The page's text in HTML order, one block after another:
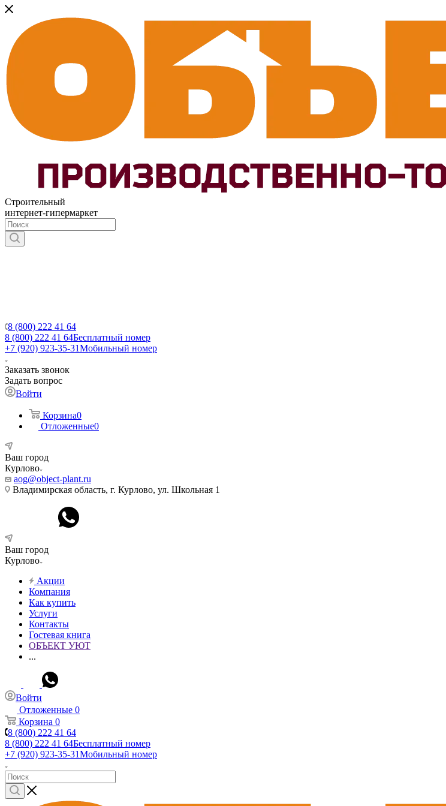
Строительный
интернет-гипермаркет
8 (800) 222 41 64
8 (800) 222 41 64Бесплатный номер
+7 (920) 923-35-31Мобильный номер
Заказать звонок
Задать вопрос
Войти
Корзина0
Отложенные0
Ваш город
Курлово
aog@object-plant.ru
Владимирская область, г. Курлово, ул. Школьная 1
Ваш город
Курлово
Акции
Компания
Как купить
Услуги
Контакты
Гостевая книга
ОБЪЕКТ УЮТ
...
Войти
Отложенные 0
Корзина 0
8 (800) 222 41 64
8 (800) 222 41 64Бесплатный номер
+7 (920) 923-35-31Мобильный номер